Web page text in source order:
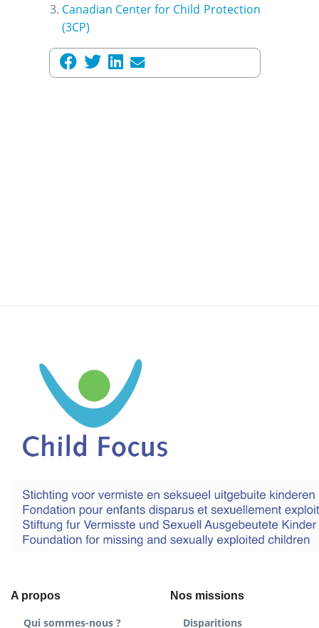
Canadian Center for Child Protection
(3CP)
A propos
Qui sommes-nous ?
Nos missions
Disparitions